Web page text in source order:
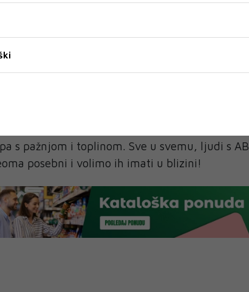
AB također mogu biti prilično stidljivi i nevini,
što bolje upoznaju osobu. Kada počnu da
nekim, oni su kao otvorena knjiga. Pored
AB, postoji velika vjerovatnoća da ste i
kojoj je stalo do određenih problema. Kada
su prilično idealisti. Neko ko može da
bit će odličan partner. Također vole da
s pažnjom i toplinom. Sve u svemu, ljudi s AB
posebni i volimo ih imati u blizini!